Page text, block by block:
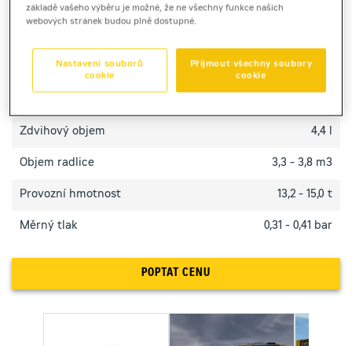
terénu v širokém spektru aplikací.
Zdvihový objem 4,4 l
Objem radlice 3,3 - 3,8 m3
Provozní hmotnost 13,2 - 15,0 t
Měrný tlak 0,31 - 0,41 bar
POPTAT CENU
základě vašeho výběru je možné, že ne všechny funkce našich
webových stránek budou plně dostupné.
Přijmout všechny soubory
cookie
Nastavení souborů
cookie